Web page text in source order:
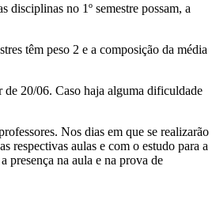
disciplinas no 1º semestre possam, a
têm peso 2 e a composição da média
de 20/06. Caso haja alguma dificuldade
Nos dias em que se realizarão
respectivas aulas e com o estudo para a
presença na aula e na prova de